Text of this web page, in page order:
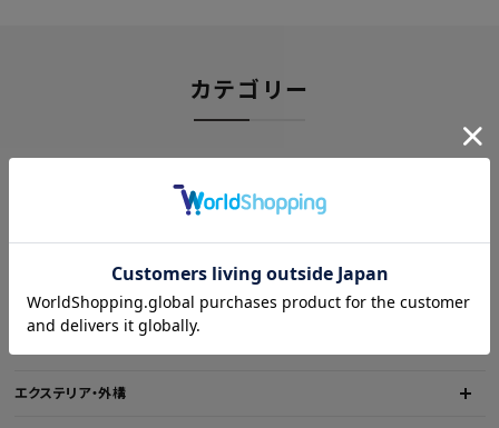
カテゴリー
壁材
エクステリア・外構